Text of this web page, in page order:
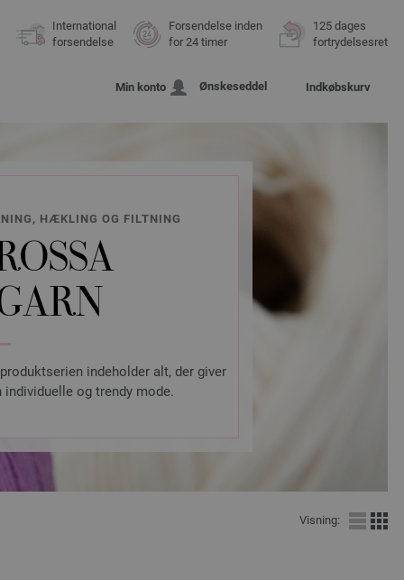
International
forsendelse
Forsendelse inden
for 24 timer
125 dages
fortrydelsesret
Min konto Ønskeseddel Indkøbskurv
HÆKLING OG FILTNING
indeholder alt, der giver
og trendy mode.
Visning: